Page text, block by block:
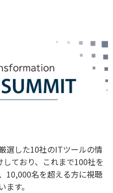
選した10社のITツールの情
ており、これまで100社を
10,000名を超える方に視聴
す。